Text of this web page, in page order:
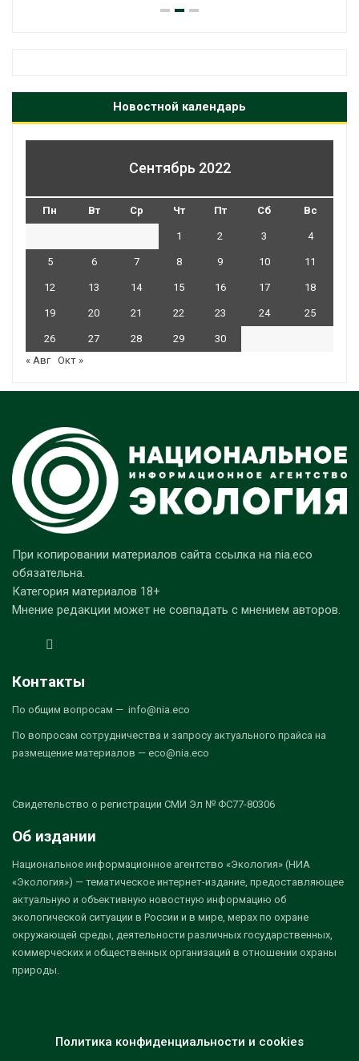
Новостной календарь
Сентябрь 2022
Пн Вт Ср Чт Пт Сб Вс
1 2 3 4
5 6 7 8 9 10 11
12 13 14 15 16 17 18
19 20 21 22 23 24 25
26 27 28 29
30
« Авг Окт »
При копировании материалов сайта ссылка на nia.eco
обязательна.
Категория материалов 18+
Мнение редакции может не совпадать с мнением авторов.
Контакты
По общим вопросам — info@nia.eco
По вопросам сотрудничества и запросу актуального прайса на
размещение материалов — eco@nia.eco
Свидетельство о регистрации СМИ Эл № ФС77-80306
Об издании
Национальное информационное агентство «Экология» (НИА
«Экология») — тематическое интернет-издание, предоставляющее
актуальную и объективную новостную информацию об
экологической ситуации в России и в мире, мерах по охране
окружающей среды, деятельности различных государственных,
коммерческих и общественных организаций в отношении охраны
природы.
Политика конфиденциальности и cookies